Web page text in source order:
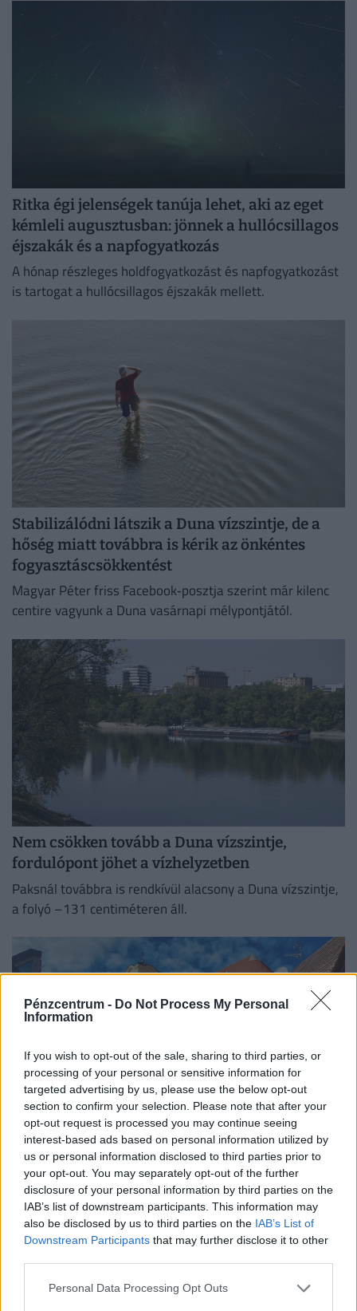
Pénzcentrum - Do Not Process My Personal
Information
If you wish to opt-out of the sale, sharing to third parties, or
processing of your personal or sensitive information for
targeted advertising by us, please use the below opt-out
section to confirm your selection. Please note that after your
opt-out request is processed you may continue seeing
interest-based ads based on personal information utilized by
us or personal information disclosed to third parties prior to
your opt-out. You may separately opt-out of the further
disclosure of your personal information by third parties on the
IAB’s list of downstream participants. This information may
also be disclosed by us to third parties on the IAB’s List of
Downstream Participants that may further disclose it to other
Personal Data Processing Opt Outs
Ritka égi jelenségek tanúja lehet, aki az eget
kémleli augusztusban: jönnek a hullócsillagos
éjszakák és a napfogyatkozás
A hónap részleges holdfogyatkozást és napfogyatkozást
is tartogat a hullócsillagos éjszakák mellett.
Stabilizálódni látszik a Duna vízszintje, de a
hőség miatt továbbra is kérik az önkéntes
fogyasztáscsökkentést
Magyar Péter friss Facebook‑posztja szerint már kilenc
centire vagyunk a Duna vasárnapi mélypontjától.
Nem csökken tovább a Duna vízszintje,
fordulópont jöhet a vízhelyzetben
Paksnál továbbra is rendkívül alacsony a Duna vízszintje,
a folyó –131 centiméteren áll.
Már a honvédség szállítja a vizet a magyar
családoknak: pengeélen táncol az ellátás, jön a
szigorú korlátozás
Bár Szentendrén már helyreállt az ivóvíz-szolgáltatás, a
térségben továbbra is kritikus a helyzet a Duna rendkívül
alacsony vízállása miatt.